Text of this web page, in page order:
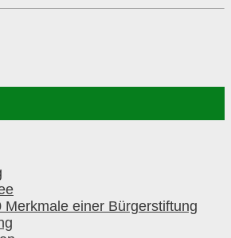
Merkmale einer Bürgerstiftung